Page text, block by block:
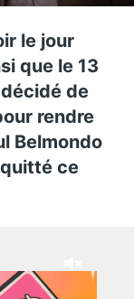
le jour
que le 13
de
rendre
Belmondo
ce